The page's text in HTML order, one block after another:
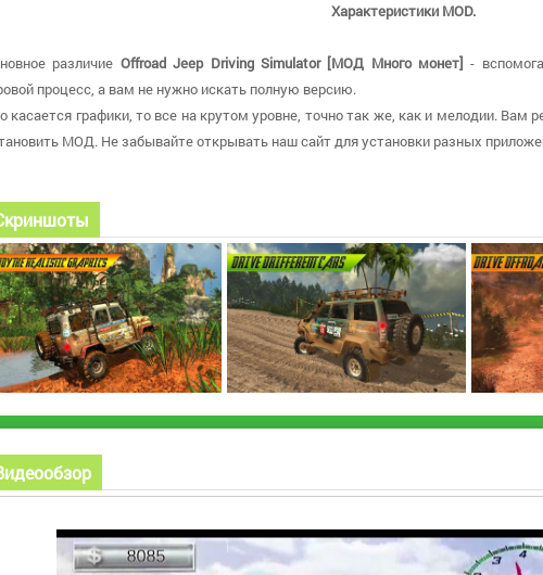
Характеристики MOD.
различие Offroad Jeep Driving Simulator [МОД Много монет] -
процесс, а вам не нужно искать полную версию.
касается графики, то все на крутом уровне, точно так же, как и мелодии. Вам
МОД. Не забывайте открывать наш сайт для установки разных